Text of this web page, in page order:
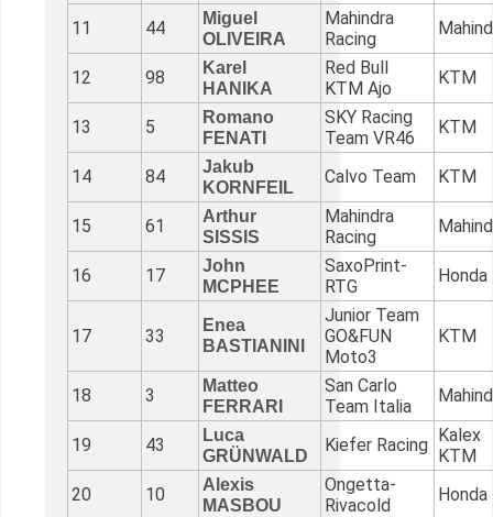
11 44
Miguel
OLIVEIRA
Mahindra
Racing
12 98
Karel
HANIKA
Red Bull
KTM Ajo
KTM
13 5
Romano
FENATI
SKY Racing
Team VR46
KTM
14 84
Jakub
KORNFEIL
Calvo Team KTM
15 61
Arthur
SISSIS
Mahindra
Racing
16 17
John
MCPHEE
SaxoPrint-
RTG
Honda
17 33
Enea
BASTIANINI
Junior Team
GO&FUN
Moto3
KTM
18 3
Matteo
FERRARI
San Carlo
Team Italia
19 43
Luca
GRÜNWALD
Kiefer Racing Kalex
KTM
20
10
Alexis
MASBOU
Ongetta-
Rivacold
Honda